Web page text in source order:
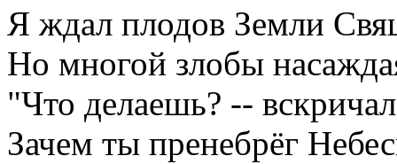
Я ждал плодов Земли
Но многой злобы
"Что делаешь? --
Зачем ты пренебрёг